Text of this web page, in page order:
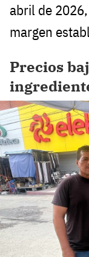
abril de
margen
Precios